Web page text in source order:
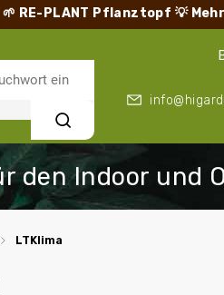
🌱 RE-PLANT Pflanztopf 💡
Suchen
/ LTKlima